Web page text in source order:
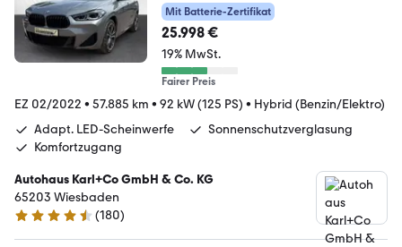
Mit Batterie-Zertifikat
25.998 €
19% MwSt.
Fairer Preis
EZ 02/2022 • 57.885 km • 92 kW (125 PS) • Hybrid (Benzin/Elektro)
Adapt. LED-Scheinwerfe
Sonnenschutzverglasung
Komfortzugang
Autohaus Karl+Co GmbH & Co. KG
65203 Wiesbaden
4.5 Sterne
(180)